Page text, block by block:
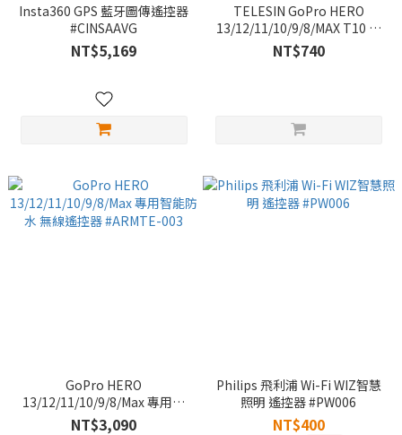
Insta360 GPS 藍牙圖傳遙控器
#CINSAAVG
NT$5,169
TELESIN GoPro HERO
13/12/11/10/9/8/MAX T10 遙
控器 #GP-RMT-T10
NT$740
GoPro HERO
13/12/11/10/9/8/Max 專用智
能防水 無線遙控器 #ARMTE-
NT$3,090
Philips 飛利浦 Wi-Fi WIZ智慧
照明 遙控器 #PW006
NT$400